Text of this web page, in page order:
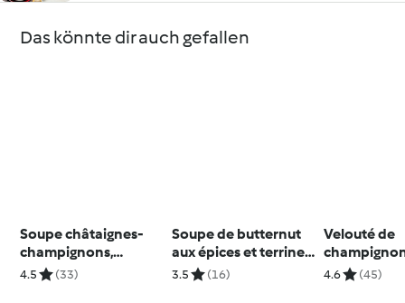
Das könnte dir auch gefallen
Soupe châtaignes-
champignons,
croûtons de pain
4.5 (33)
Soupe de butternut
aux épices et terrine
de campagne sur
3.5 (16)
Velouté de
de truffe
4.6 (45)